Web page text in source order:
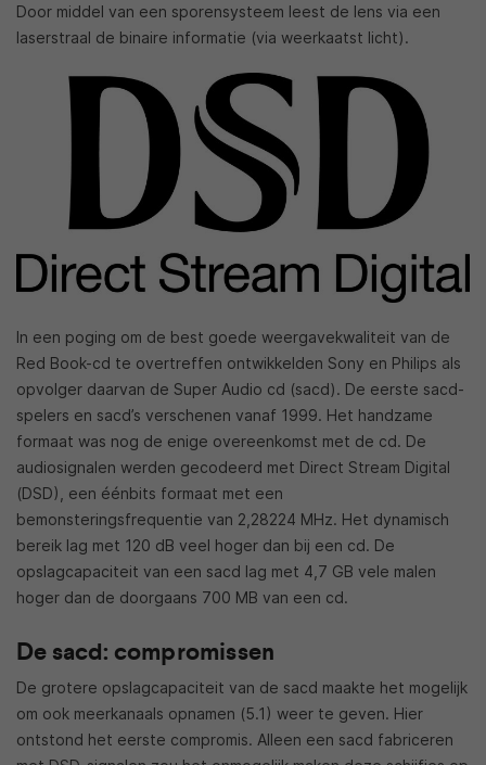
Door middel van een sporensysteem leest de lens via een
laserstraal de binaire informatie (via weerkaatst licht).
In een poging om de best goede weergavekwaliteit van de
Red Book-cd te overtreffen ontwikkelden Sony en Philips als
opvolger daarvan de Super Audio cd (sacd). De eerste sacd-
spelers en sacd’s verschenen vanaf 1999. Het handzame
formaat was nog de enige overeenkomst met de cd. De
audiosignalen werden gecodeerd met Direct Stream Digital
(DSD), een éénbits formaat met een
bemonsteringsfrequentie van 2,28224 MHz. Het dynamisch
bereik lag met 120 dB veel hoger dan bij een cd. De
opslagcapaciteit van een sacd lag met 4,7 GB vele malen
hoger dan de doorgaans 700 MB van een cd.
De sacd: compromissen
De grotere opslagcapaciteit van de sacd maakte het mogelijk
om ook meerkanaals opnamen (5.1) weer te geven. Hier
ontstond het eerste compromis. Alleen een sacd fabriceren